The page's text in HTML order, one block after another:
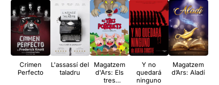
Crimen
Perfecto
L'assassí del
taladru
Magatzem
d'Ars: Els
tres
Y no
quedará
ninguno
Magatzem
d’Ars: Aladí